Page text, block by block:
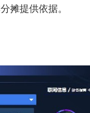
摊提供依据。